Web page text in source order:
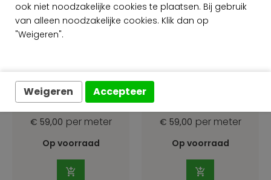
ook niet noodzakelijke cookies te plaatsen. Bij gebruik
van alleen noodzakelijke cookies. Klik dan op
"Weigeren".
Weigeren Accepteer
Arte Kaleidoscope
KAL0 KAL0411
€ 59,00 per meter
Op voorraad
€ 59,00 per meter
Op voorraad